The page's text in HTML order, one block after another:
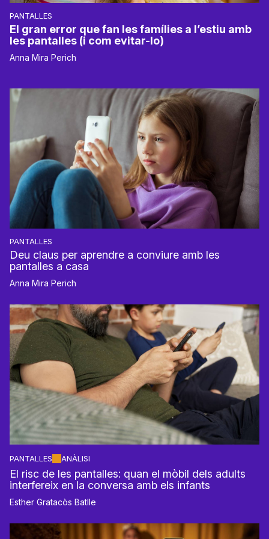
PANTALLES
El gran error que fan les famílies a l’estiu amb
les pantalles (i com evitar-lo)
Anna Mira Perich
PANTALLES
Deu claus per aprendre a conviure amb les
pantalles a casa
Anna Mira Perich
PANTALLES ANÀLISI
El risc de les pantalles: quan el mòbil dels adults
interfereix en la conversa amb els infants
Esther Gratacòs Batlle